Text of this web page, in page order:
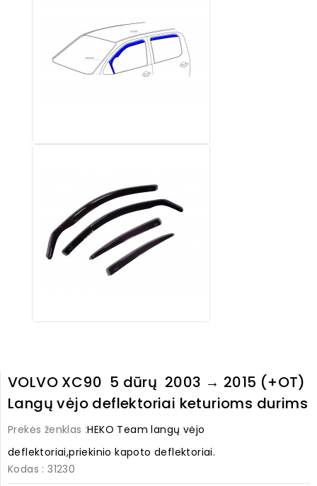
VOLVO XC90 5 dūrų 2003 → 2015 (+OT)
Langų vėjo deflektoriai keturioms durims
Prekės ženklas :HEKO Team langų vėjo
deflektoriai,priekinio kapoto deflektoriai.
Kodas : 31230